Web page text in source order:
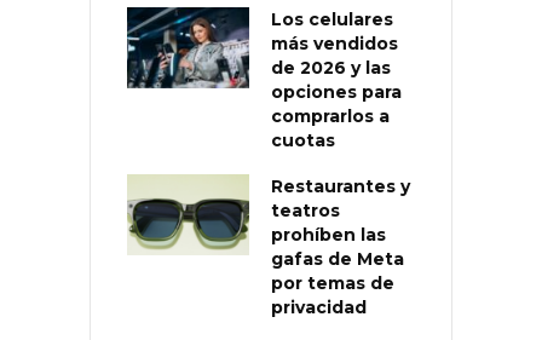
Los celulares
más vendidos
de 2026 y las
opciones para
comprarlos a
cuotas
Restaurantes y
teatros
prohíben las
gafas de Meta
por temas de
privacidad